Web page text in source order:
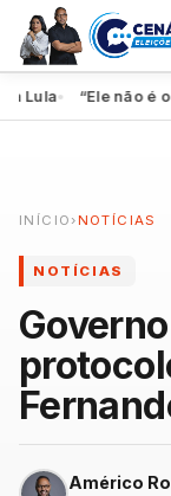
“Ele não é o
INÍCIO › NOTÍCIAS
NOTÍCIAS
Américo